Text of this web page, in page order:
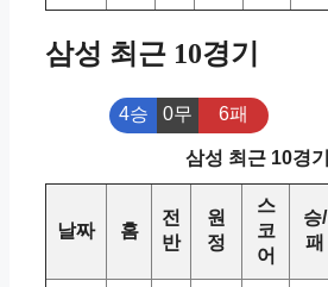
삼성 최근 10경기
4승 0무 6패
삼성 최근 10경기
날짜 홈
전
반
원
정
스
코
어
승/
패